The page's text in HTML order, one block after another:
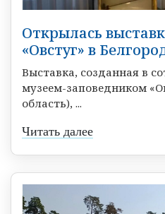
Открылась
«Овстуг» в
Выставка, созданная в
музеем-заповедником
область), ...
Читать далее